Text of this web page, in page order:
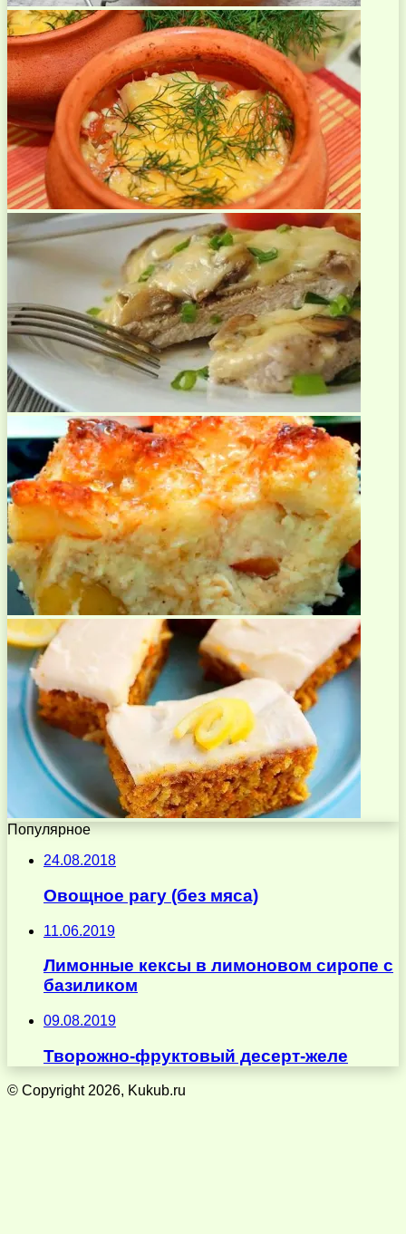
Популярное
24.08.2018
Овощное рагу (без мяса)
11.06.2019
Лимонные кексы в лимоновом сиропе с
базиликом
09.08.2019
Творожно-фруктовый десерт-желе
© Copyright 2026, Kukub.ru